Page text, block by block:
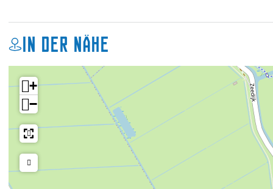
In der Nähe
+
−